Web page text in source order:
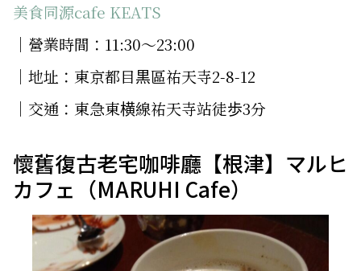
美食同源cafe KEATS
│營業時間：11:30～23:00
│地址：東京都目黒區祐天寺2-8-12
│交通：東急東横線祐天寺站徒歩3分
懷舊復古老宅咖啡廳【根津】マルヒ
カフェ（MARUHI Cafe）